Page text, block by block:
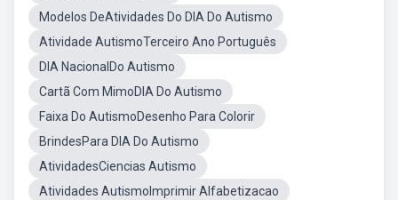
Modelos DeAtividades Do DIA Do Autismo
Atividade AutismoTerceiro Ano Português
DIA NacionalDo Autismo
Cartã Com MimoDIA Do Autismo
Faixa Do AutismoDesenho Para Colorir
BrindesPara DIA Do Autismo
AtividadesCiencias Autismo
Atividades AutismoImprimir Alfabetizacao